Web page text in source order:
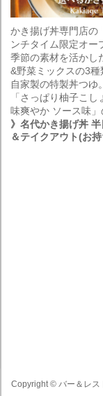
かき揚げ丼専門店の
ンチタイム限定オー
季節の素材を活かし
&野菜ミックスの3
自家製の特製丼つゆ
「さっぱり柚子こ
味爽やか ソース味」
》名代かき揚げ丼
＆テイクアウト(お
Copyright ©バー＆レス